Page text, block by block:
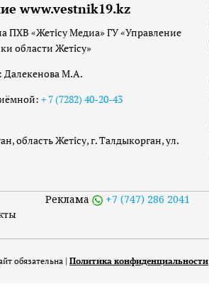
www.vestnik19.kz
ПХВ «Жетісу Медиа» ГУ «Управление
области Жетісу»
Далекенова М.А.
+ 7 (7282) 40-20-43
область Жетісу, г. Талдыкорган, ул.
Реклама +7 (747) 286 2041
обязательна | Политика конфиденциальности